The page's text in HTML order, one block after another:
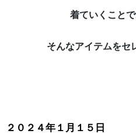
着ていくことで
そんなアイテムをセ
２０２４年１月１５日